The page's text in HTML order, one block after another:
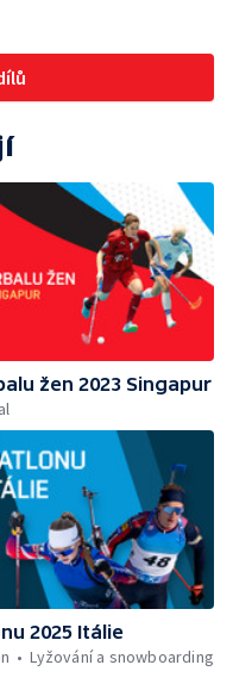
žen 2023 Singapur
2025 Itálie
Lyžování a snowboarding